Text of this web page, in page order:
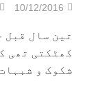
10/12/2016
تین سال قبل
کھٹکتی تھی
شکوک و